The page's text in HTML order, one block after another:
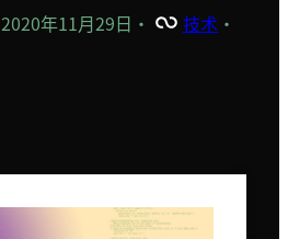
2020年11月29日 · 技术 ·